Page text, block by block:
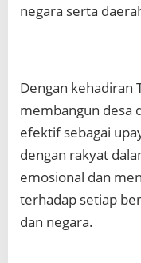
negara serta
Dengan kehadiran
membangun desa
efektif sebagai
dengan rakyat
emosional dan
terhadap setiap
dan negara.